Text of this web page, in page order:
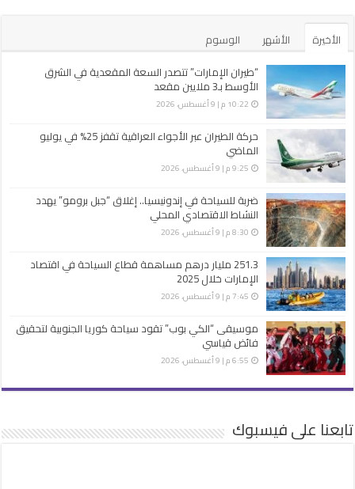
الأخيرة الأشهر
الوسوم
“طيران الإمارات” تتصدر السعة المقعدية في الشرق
الأوسط بـ3 ملايين مقعد
10:22 م | 9 أغسطس، 2026
حركة الطيران عبر الأجواء العراقية تقفز 25% في يوليو
الماضي
9:25 م | 9 أغسطس، 2026
ضربة للسياحة في إندونيسيا.. إغلاق “جبل برومو” يهدد
النشاط الاقتصادي المحلي
8:30 م | 9 أغسطس، 2026
251.3 مليار درهم مساهمة قطاع السياحة في اقتصاد
الإمارات خلال 2025
7:45 م | 9 أغسطس، 2026
موسيقى “الكي بوب” تقود سياحة كوريا الجنوبية لتحقيق
فائض قياسي
6:55 م | 9 أغسطس، 2026
تابعنا على فيسبوك